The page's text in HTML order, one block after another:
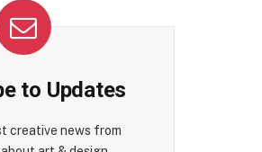
to Updates
creative news from